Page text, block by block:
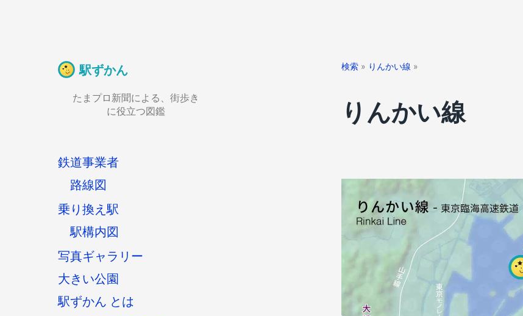
駅ずかん
たまプロ新聞による、街歩き
に役立つ図鑑
鉄道事業者
路線図
乗り換え駅
駅構内図
写真ギャラリー
大きい公園
駅ずかん とは
検索» りんかい線 »
りんかい線